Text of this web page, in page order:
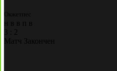
Окжетпес
н в в п
в
3
2
Матч Закончен